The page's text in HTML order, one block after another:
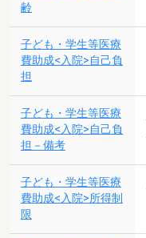
齢
子ども・学生等医療
費助成<入院>自己負
担
子ども・学生等医療
費助成<入院>自己負
担－備考
子ども・学生等医療
費助成<入院>所得制
限